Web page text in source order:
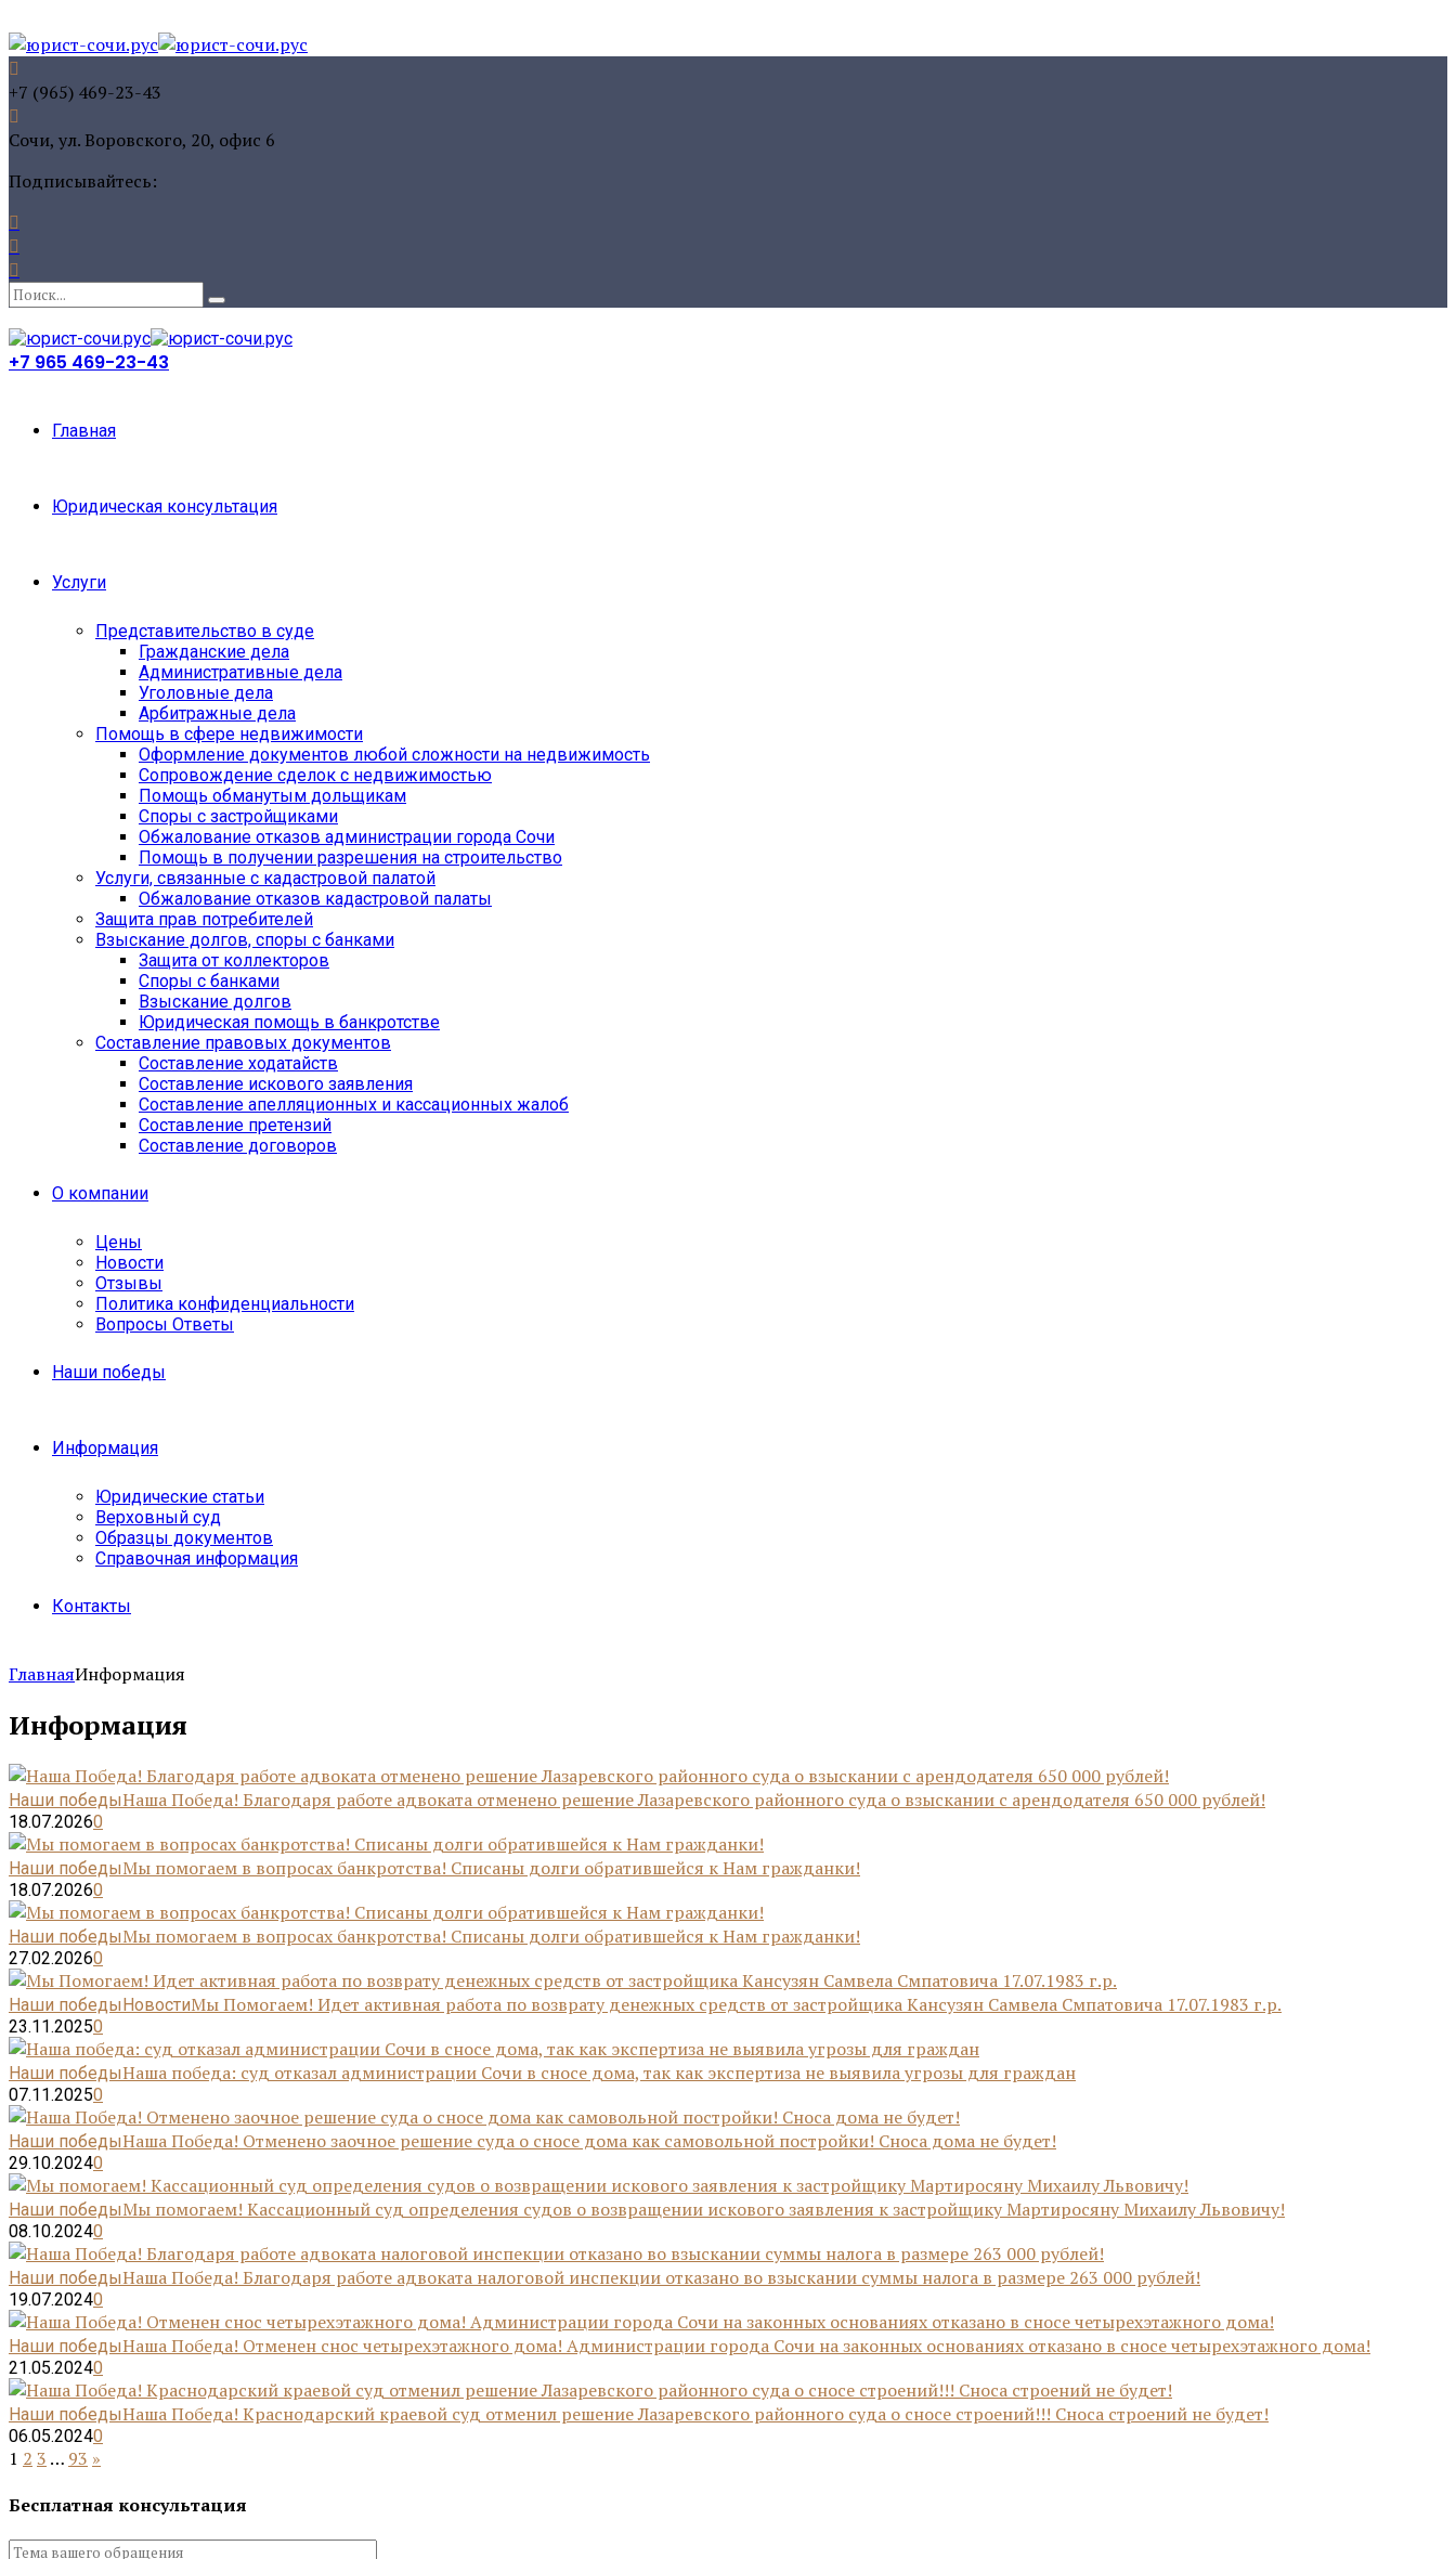
+7 (965) 469-23-43
Сочи, ул. Воровского, 20, офис 6
Подписывайтесь:
+7 965 469-23-43
Главная
Юридическая консультация
Услуги
Представительство в суде
Гражданские дела
Административные дела
Уголовные дела
Арбитражные дела
Помощь в сфере недвижимости
Оформление документов любой сложности на недвижимость
Сопровождение сделок с недвижимостью
Помощь обманутым дольщикам
Споры с застройщиками
Обжалование отказов администрации города Сочи
Помощь в получении разрешения на строительство
Услуги, связанные с кадастровой палатой
Обжалование отказов кадастровой палаты
Защита прав потребителей
Взыскание долгов, споры с банками
Защита от коллекторов
Споры с банками
Взыскание долгов
Юридическая помощь в банкротстве
Составление правовых документов
Составление ходатайств
Составление искового заявления
Составление апелляционных и кассационных жалоб
Cоставление претензий
Составление договоров
О компании
Цены
Новости
Отзывы
Политика конфиденциальности
Вопросы Ответы
Наши победы
Информация
Юридические статьи
Верховный суд
Образцы документов
Справочная информация
Контакты
ГлавнаяИнформация
Информация
Наши победыНаша Победа! Благодаря работе адвоката отменено решение Лазаревского районного суда о взыскании с арендодателя 650 000 рублей!
18.07.20260
Наши победыМы помогаем в вопросах банкротства! Списаны долги обратившейся к Нам гражданки!
18.07.20260
Наши победыМы помогаем в вопросах банкротства! Списаны долги обратившейся к Нам гражданки!
27.02.20260
Наши победыНовостиМы Помогаем! Идет активная работа по возврату денежных средств от застройщика Кансузян Самвела Смпатовича 17.07.1983 г.р.
23.11.20250
Наши победыНаша победа: суд отказал администрации Сочи в сносе дома, так как экспертиза не выявила угрозы для граждан
07.11.20250
Наши победыНаша Победа! Отменено заочное решение суда о сносе дома как самовольной постройки! Сноса дома не будет!
29.10.20240
Наши победыМы помогаем! Кассационный суд определения судов о возвращении искового заявления к застройщику Мартиросяну Михаилу Львовичу!
08.10.20240
Наши победыНаша Победа! Благодаря работе адвоката налоговой инспекции отказано во взыскании суммы налога в размере 263 000 рублей!
19.07.20240
Наши победыНаша Победа! Отменен снос четырехэтажного дома! Администрации города Сочи на законных основаниях отказано в сносе четырехэтажного дома!
21.05.20240
Наши победыНаша Победа! Краснодарский краевой суд отменил решение Лазаревского районного суда о сносе строений!!! Сноса строений не будет!
06.05.20240
1 2 3 … 93 »
Бесплатная консультация